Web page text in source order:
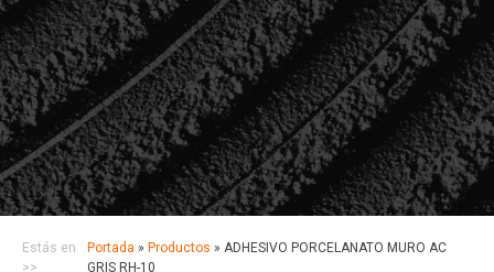
Estás en
>>
Portada » Productos » ADHESIVO PORCELANATO MURO AC
GRIS RH-10